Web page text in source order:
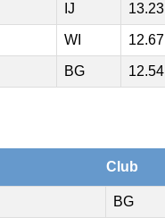
IJ 13.23
WI 12.67
BG 12.54
Club
BG